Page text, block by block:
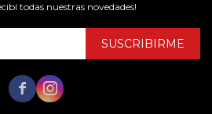
todas nuestras novedades!
SUSCRIBIRME
 